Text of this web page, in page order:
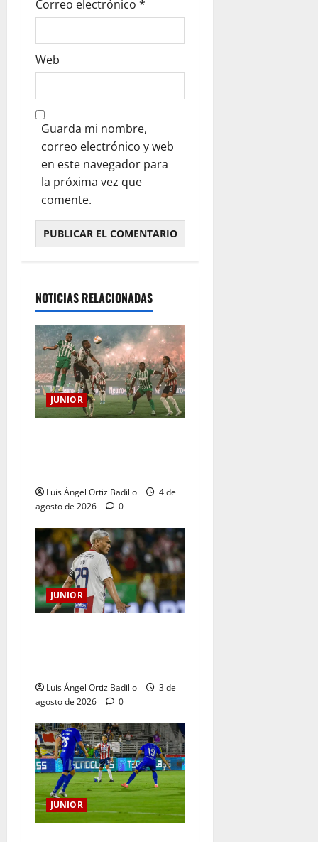
Correo electrónico *
Web
Guarda mi nombre,
correo electrónico y web
en este navegador para
la próxima vez que
comente.
NOTICIAS RELACIONADAS
JUNIOR
Luis Ángel Ortiz Badillo
4 de
agosto de 2026
0
JUNIOR
Luis Ángel Ortiz Badillo
3 de
agosto de 2026
0
JUNIOR